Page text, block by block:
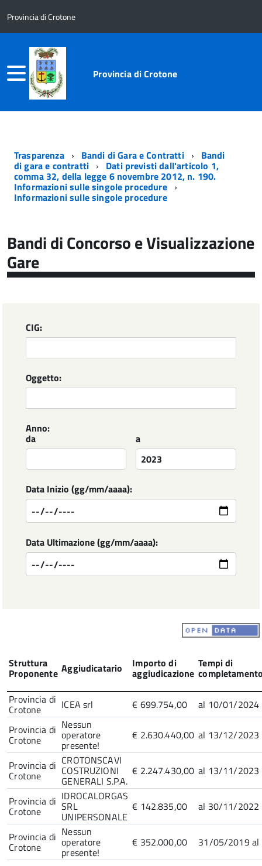
Provincia di Crotone
Provincia di Crotone
Trasparenza Bandi di Gara e Contratti Bandi
di gara e contratti Dati previsti dall'articolo 1,
comma 32, della legge 6 novembre 2012, n. 190.
Informazioni sulle singole procedure
Informazioni sulle singole procedure
Bandi di Concorso e Visualizzazione
Gare
CIG:
Oggetto:
Anno:
da a
Data Inizio (gg/mm/aaaa):
Data Ultimazione (gg/mm/aaaa):
Struttura
Proponente Aggiudicatario Importo di
aggiudicazione
Tempi di
Provincia di
Crotone ICEA srl € 699.754,00
al 10/01/2024
Provincia di
Crotone
Nessun
operatore
presente!
€ 2.630.440,00 al 13/12/2023
Provincia di
Crotone
CROTONSCAVI
COSTRUZIONI
GENERALI S.P.A.
€ 2.247.430,00 al 13/11/2023
Provincia di
Crotone
IDROCALORGAS
SRL
UNIPERSONALE
€ 142.835,00 al 30/11/2022
Provincia di
Crotone
Nessun
operatore
presente!
€ 352.000,00 31/05/2019 al